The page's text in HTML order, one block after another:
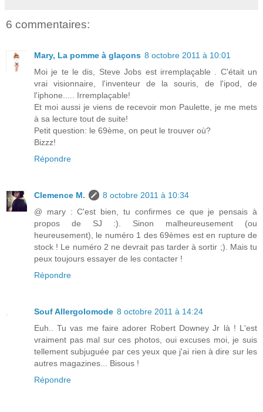
6 commentaires:
Mary, La pomme à glaçons 8 octobre 2011 à 10:01
Moi je te le dis, Steve Jobs est irremplaçable . C'était un
vrai visionnaire, l'inventeur de la souris, de l'ipod, de
l'iphone..... Irremplaçable!
Et moi aussi je viens de recevoir mon Paulette, je me mets
à sa lecture tout de suite!
Petit question: le 69ème, on peut le trouver où?
Bizzz!
Répondre
Clemence M.
8 octobre 2011 à 10:34
@ mary : C'est bien, tu confirmes ce que je pensais à
propos de SJ :). Sinon malheureusement (ou
heureusement), le numéro 1 des 69èmes est en rupture de
stock ! Le numéro 2 ne devrait pas tarder à sortir ;). Mais tu
peux toujours essayer de les contacter !
Répondre
Souf Allergolomode 8 octobre 2011 à 14:24
Euh.. Tu vas me faire adorer Robert Downey Jr là ! L'est
vraiment pas mal sur ces photos, oui excuses moi, je suis
tellement subjuguée par ces yeux que j'ai rien à dire sur les
autres magazines... Bisous !
Répondre